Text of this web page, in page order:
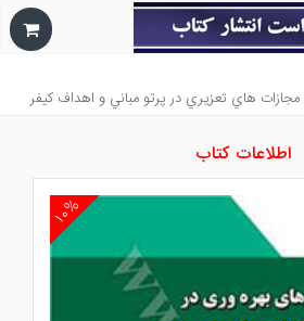
مجازات هاي تعزيري در پرتو مباني و اهداف كيفر
اطلاعات کتاب
۱۰%